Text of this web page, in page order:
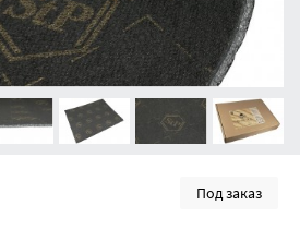
Под заказ